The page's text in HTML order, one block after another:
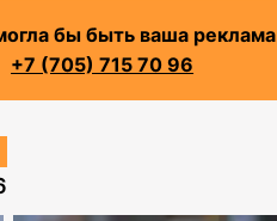
бы быть ваша реклама
+7 (705) 715 70 96